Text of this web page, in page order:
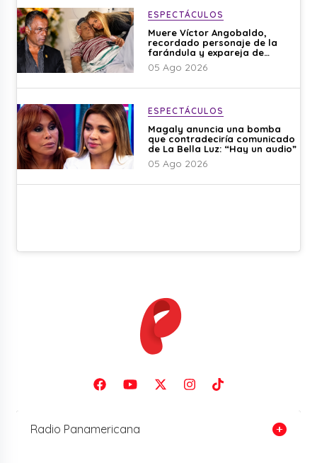
ESPECTÁCULOS
Muere Víctor Angobaldo,
recordado personaje de la
farándula y expareja de
Shirley Cherres
05 Ago 2026
ESPECTÁCULOS
Magaly anuncia una bomba
que contradeciría comunicado
de La Bella Luz: “Hay un audio”
05 Ago 2026
Radio Panamericana